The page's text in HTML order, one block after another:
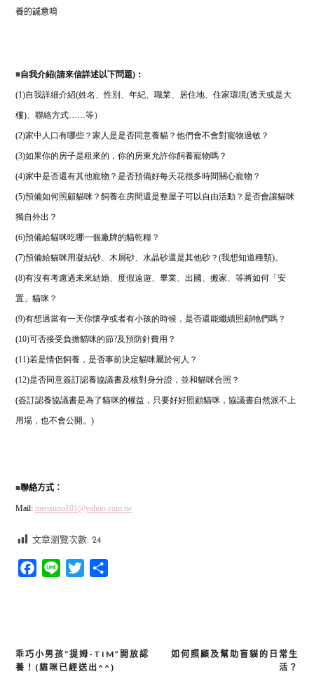
養的誠意唷
■自我介紹(請來信詳述以下問題)：
(1)自我詳細介紹(姓名、性別、年紀、職業、居住地、住家環境(透天或是大
樓)、聯絡方式……等）
(2)家中人口有哪些？家人是是否同意養貓？他們會不會對寵物過敏？
(3)如果你的房子是租來的，你的房東允許你飼養寵物嗎？
(4)家中是否還有其他寵物？是否預備好每天花很多時間關心寵物？
(5)預備如何照顧貓咪？飼養在房間還是整屋子可以自由活動？是否會讓貓咪
獨自外出？
(6)預備給貓咪吃哪一個廠牌的貓乾糧？
(7)預備給貓咪用凝結砂、木屑砂、水晶砂還是其他砂？ (我想知道種類)。
(8)有沒有考慮過未來結婚、度假遠遊、畢業、出國、搬家、等將如何「安
置」貓咪？
(9)有想過當有一天你懷孕或者有小孩的時候，是否還能繼續照顧牠們嗎？
(10)可否接受負擔貓咪的節?及預防針費用？
(11)若是情侶飼養，是否事前決定貓咪屬於何人？
(12)是否同意簽訂認養協議書及核對身分證，並和貓咪合照？
(簽訂認養協議書是為了貓咪的權益，只要好好照顧貓咪，協議書自然派不上
用場，也不會公開。 )
■聯絡方式：
Mail: mensuno101@yahoo.com.tw
文章瀏覽次數: 24
Facebook
Line Twitter
文
如何照顧及幫助盲貓的日常生
活？
乖巧小男孩“提姆-TIM”開放認
養！(貓咪已經送出^^)